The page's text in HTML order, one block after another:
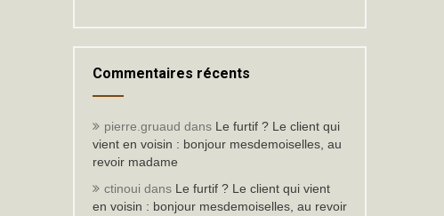
Commentaires récents
pierre.gruaud dans Le furtif ? Le client qui
vient en voisin : bonjour mesdemoiselles, au
revoir madame
ctinoui dans Le furtif ? Le client qui vient
en voisin : bonjour mesdemoiselles, au revoir